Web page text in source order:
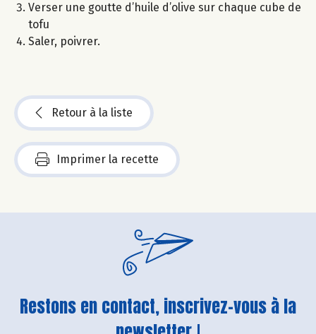
Verser une goutte d’huile d’olive sur chaque cube de
tofu
Saler, poivrer.
Retour à la liste
Imprimer la recette
Restons en contact, inscrivez-vous à la